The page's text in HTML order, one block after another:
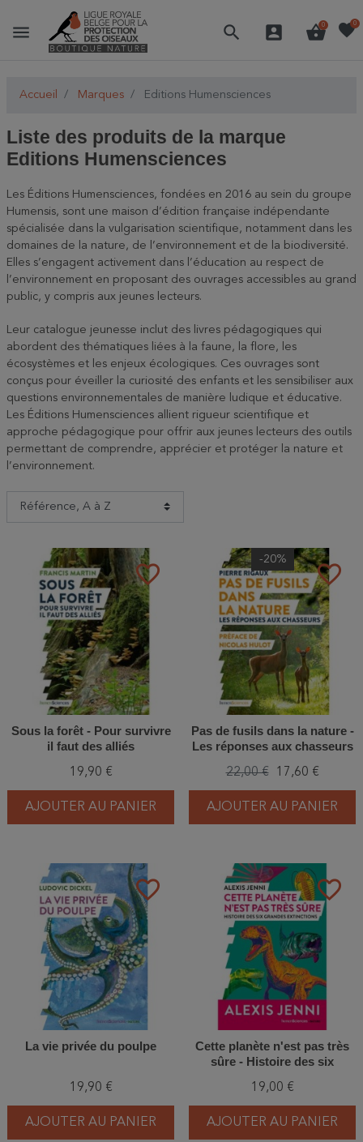
menu search account_box shopping_basket
0 favorite0
Accueil Marques Editions Humensciences
Liste des produits de la marque
Editions Humensciences
Les Éditions Humensciences, fondées en 2016 au sein du groupe
Humensis, sont une maison d’édition française indépendante
spécialisée dans la vulgarisation scientifique, notamment dans les
domaines de la nature, de l’environnement et de la biodiversité.
Elles s’engagent activement dans l’éducation au respect de
l’environnement en proposant des ouvrages accessibles au grand
public, y compris aux jeunes lecteurs.
Leur catalogue jeunesse inclut des livres pédagogiques qui
abordent des thématiques liées à la faune, la flore, les
écosystèmes et les enjeux écologiques. Ces ouvrages sont
conçus pour éveiller la curiosité des enfants et les sensibiliser aux
questions environnementales de manière ludique et éducative.
Les Éditions Humensciences allient rigueur scientifique et
approche pédagogique pour offrir aux jeunes lecteurs des outils
permettant de comprendre, apprécier et protéger la nature et
l’environnement.
favorite_border
Sous la forêt - Pour survivre
il faut des alliés
19,90 €
AJOUTER AU PANIER
favorite_border
-20%
Pas de fusils dans la nature -
Les réponses aux chasseurs
22,00 € 17,60 €
AJOUTER AU PANIER
favorite_border
La vie privée du poulpe
19,90 €
AJOUTER AU PANIER
favorite_border
Cette planète n'est pas très
sûre - Histoire des six
19,00 €
AJOUTER AU PANIER